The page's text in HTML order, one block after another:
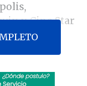
y Cine Star
de esta